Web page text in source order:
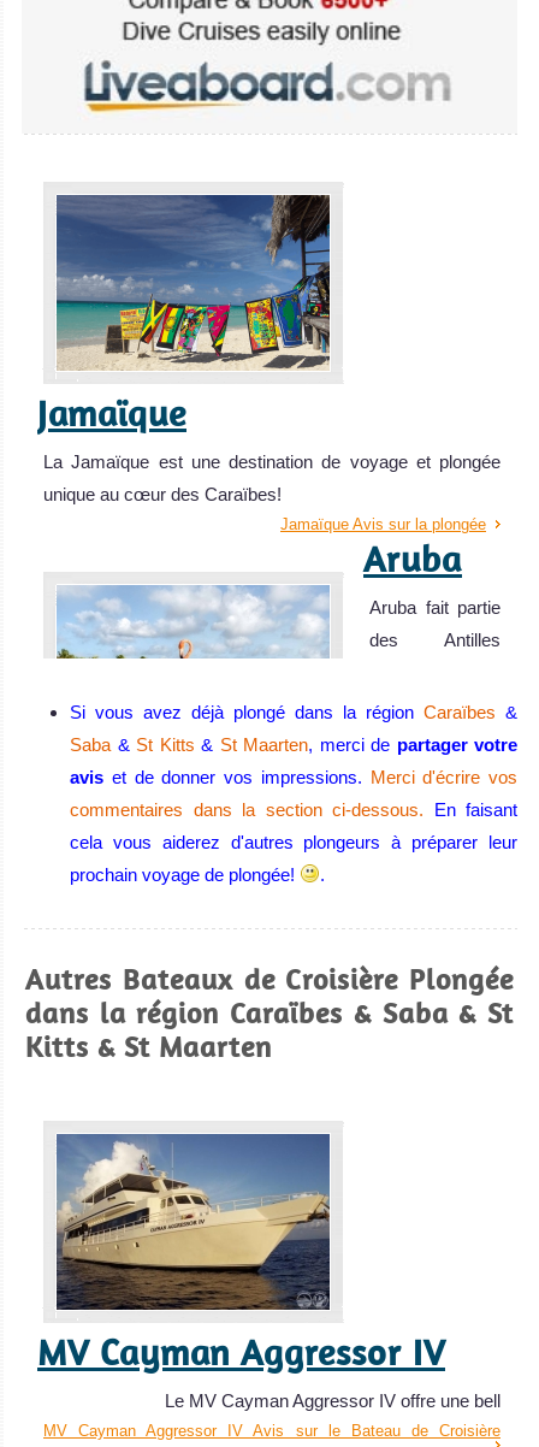
Jamaïque
La Jamaïque est une destination de voyage et plongée
unique au cœur des Caraïbes!
Jamaïque Avis sur la plongée
Aruba
Aruba fait partie
des Antilles
ces îles au
climat de rêve
situées dans la
Mer des
Caraïbes.
Cuba
Le programme
de protection de
Si vous avez déjà plongé dans la région Caraïbes &
Saba & St Kitts & St Maarten, merci de partager votre
avis et de donner vos impressions. Merci d'écrire vos
commentaires dans la section ci-dessous. En faisant
cela vous aiderez d'autres plongeurs à préparer leur
prochain voyage de plongée!
.
Autres Bateaux de Croisière Plongée
dans la région Caraïbes & Saba & St
Kitts & St Maarten
MV Cayman Aggressor IV
Le MV Cayman Aggressor IV offre une bell
MV Cayman Aggressor IV Avis sur le Bateau de Croisière